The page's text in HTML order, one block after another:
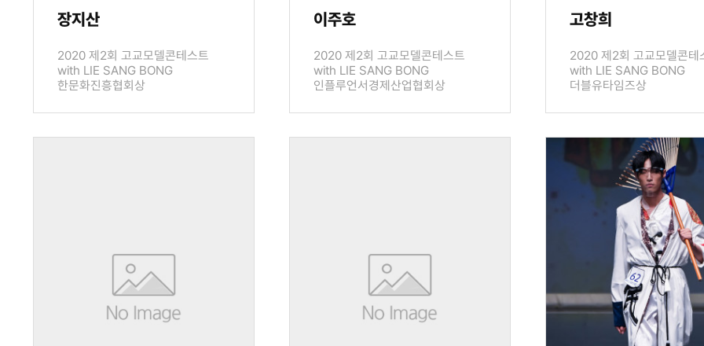
장지산
2020 제2회 고교모델콘테스트
with LIE SANG BONG
한문화진흥협회상
이주호
2020 제2회 고교모델콘테스트
with LIE SANG BONG
인플루언서경제산업협회상
고창희
2020 제2회 고교모델콘테
with LIE SANG BONG
더블유타임즈상